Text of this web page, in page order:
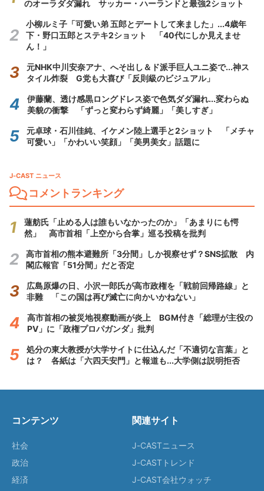
のオーラダダ漏れ サッカー・ハーランドと最強2ショット
小柳ルミ子「可愛い弟 五郎とデートして来ました」...4歳年
下・野口五郎とステキ2ショット 「40代にしか見えませ
ん！」
元NHK中川安奈アナ、へそ出し＆ド派手巨人ユニ姿で...神ス
タイル炸裂 G党も大喜び「反則級のビジュアル」
伊藤蘭、透け感黒ロングドレス姿で色気ダダ漏れ...変わらぬ
美貌の衝撃 「ずっと変わらず綺麗」「美しすぎ」
元卓球・石川佳純、イケメン陸上選手と2ショット 「メチャ
可愛い」「かわいい笑顔」「美男美女」話題に
J-CAST ニュース
コメントランキング
蓮舫氏「止める人は誰もいなかったのか」「あまりにも愕
然」 高市首相「上空から合掌」巡る投稿を批判
高市首相の熊本避難所「3分間」しか視察せず？SNS拡散 内
閣広報官「51分間」だと否定
広島原爆の日、小沢一郎氏が高市政権を「戦前回帰路線」と
非難 「この国は再び滅亡に向かいかねない」
高市首相の被災地視察動画が炎上 BGM付き「総理が主役の
PV」に「政権プロパガンダ」批判
処分の東大教授が大学サイトに仕込んだ「不適切な言葉」と
は？ 各紙は「六四天安門」と報道も...大学側は説明拒否
コンテンツ
社会
政治
経済
関連サイト
J-CASTニュース
J-CASTトレンド
J-CAST会社ウォッチ